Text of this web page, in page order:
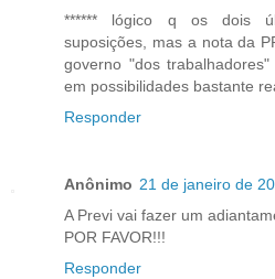
****** lógico q os dois
suposições, mas a nota da
governo "dos
em possibilidades bastante
Responder
Anônimo 21 de janeiro de
A Previ vai fazer um
POR FAVOR!!!
Responder